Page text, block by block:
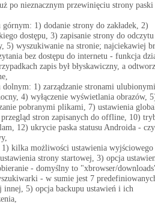
po nieznacznym przewinięciu strony paski
1) dodanie strony do zakładek, 2)
dostępu, 3) zapisanie strony do odczytu
5) wyszukiwanie na stronie; najciekawiej
bez dostępu do internetu - funkcja
zapis był błyskawiczny, a
dolnym: 1) zarządzanie stronami
4) wyłączenie wyświetlania obrazów,
pobranymi plikami, 7) ustawienia
stron zapisanych do offline, 10)
12) ukrycie paska statusu Androida -
kilka możliwości ustawienia wyjściowego
strony startowej, 3) opcja
- domyślny to "xbrowser/
- w sumie jest 7
innej, 5) opcja backupu ustawień i ich